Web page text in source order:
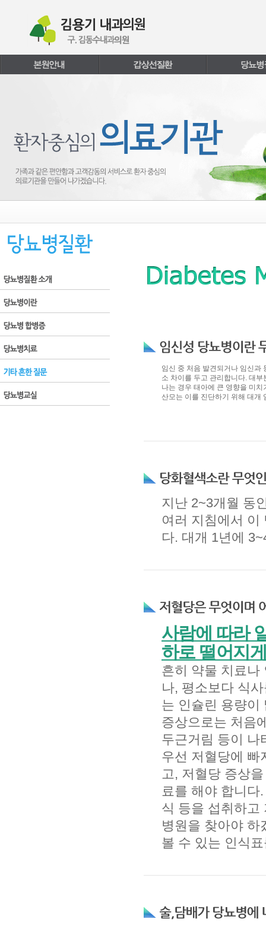
임신 중 처음 발견되거나 임신과
소 차이를 두고 관리합니다. 대
나는 경우 태아에 큰 영향을 미
산모는 이를 진단하기 위해 대개
지난 2~3개월 동
여러 지침에서 이
다. 대개 1년에
사람에 따라
하로 떨어지
흔히 약물 치료나
나, 평소보다 식
는 인슐린 용량이
증상으로는 처음
두근거림 등이 나
우선 저혈당에 빠
고, 저혈당 증상
료를 해야 합니다
식 등을 섭취하고
병원을 찾아야 하
볼 수 있는 인식